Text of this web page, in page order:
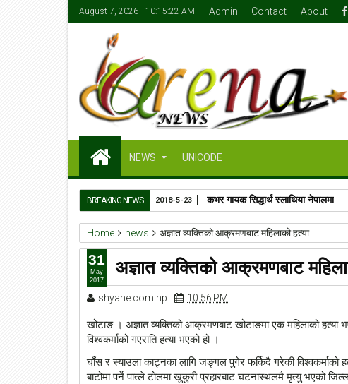
August 7, 2026 10:15:23 AM Admin Contact About
NEWS UNICODE
BREAKING NEWS कभर गायक सिद्धार्थ स्लाथिया नेपालमा
2018-5-23
Home news अज्ञात व्यक्तिको आक्रमणबाट महिलाको हत्या
अज्ञात व्यक्तिको आक्रमणबाट
shyane.com.np 10:56 PM
खोटाङ । अज्ञात व्यक्तिको आक्रमणबाट खोटाङमा एक महिलाको हत्या
विश्वकर्माको गएराति हत्या भएको हो ।
घाँस र स्याउला काट्नका लागि जङ्गल पुगेर फर्किदै गरेकी
बाटोमा पर्ने पात्ले टोलमा खुकुरी प्रहारबाट घटनास्थलमै मृत्यु भएको
31
May
2017